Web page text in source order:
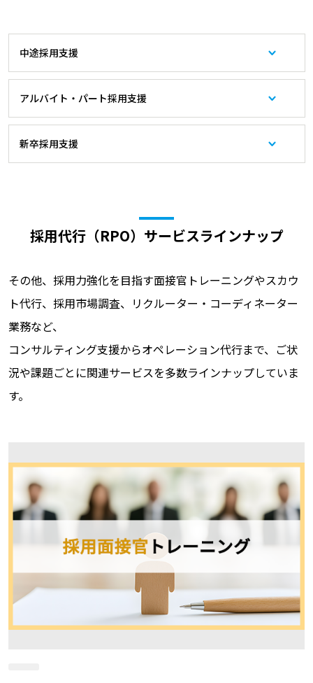
中途採用支援
アルバイト・パート採用支援
新卒採用支援
採用代行（RPO）サービスラインナップ
その他、採用力強化を目指す面接官トレーニングやスカウ
ト代行、採用市場調査、リクルーター・コーディネーター
業務など、
コンサルティング支援からオペレーション代行まで、ご状
況や課題ごとに関連サービスを多数ラインナップしていま
す。